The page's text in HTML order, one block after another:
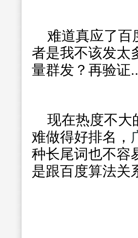
难道真应了百
者是我不该发太
量群发？再验证
现在热度不大
难做得好排名，
种长尾词也不容
是跟百度算法关